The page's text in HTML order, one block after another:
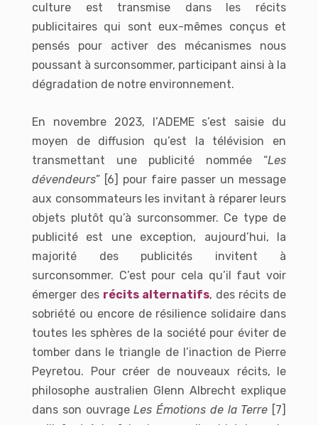
culture est transmise dans
les récits
publicitaires qui sont eux-mêmes conçus et
pensés pour activer des mécanismes nous
poussant à surconsommer, participant ainsi à la
dégradation de notre environnement.
En novembre 2023, l’ADEME s’est saisie du
moyen de diffusion qu’est la télévision en
transmettant une publicité nommée “Les
dévendeurs” [6] pour faire passer un message
aux consommateurs les invitant à réparer leurs
objets plutôt qu’à surconsommer. Ce type de
publicité est une exception, aujourd’hui, la
majorité des publicités invitent à
surconsommer. C’est pour cela qu’il faut voir
émerger des récits alternatifs, des récits de
sobriété ou encore de résilience solidaire dans
toutes les sphères de la société pour éviter de
tomber dans le triangle de l’inaction de Pierre
Peyretou. Pour créer de nouveaux récits, le
philosophe australien Glenn Albrecht explique
dans son ouvrageLes Émotions de la Terre
[7]